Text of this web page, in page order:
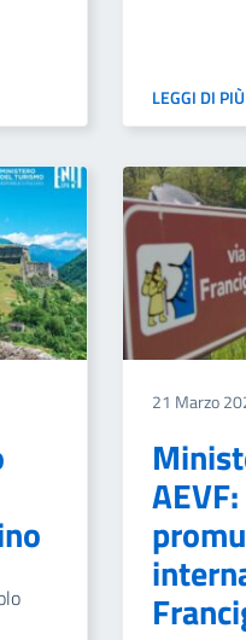
LEGGI DI PIÙ
21 Marzo